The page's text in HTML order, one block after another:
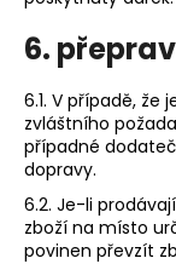
6.
6.1. V případě, že
zvláštního
případné
dopravy.
6.2. Je-li
zboží na místo
povinen převzít